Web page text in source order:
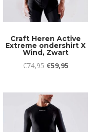
Craft Heren Active
Extreme ondershirt X
Wind, Zwart
€74,95 Oorspronkelijke
was:
€74,95.
€59,95Huidige
is: